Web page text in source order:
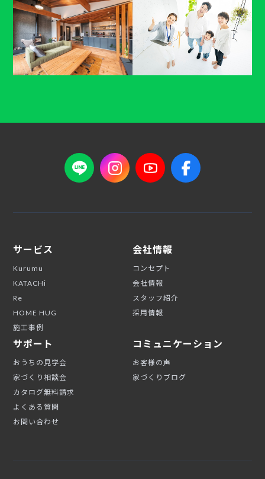
サービス
Kurumu
KATACHi
Re
HOME HUG
施工事例
会社情報
コンセプト
会社情報
スタッフ紹介
採用情報
サポート
おうちの見学会
家づくり相談会
カタログ無料請求
よくある質問
お問い合わせ
コミュニケーション
お客様の声
家づくりブログ